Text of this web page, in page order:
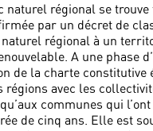
naturel régional se
par un décret de
régional à un
A une phase
de la charte constitutive
régions avec les
communes qui
de cinq ans. Elle est